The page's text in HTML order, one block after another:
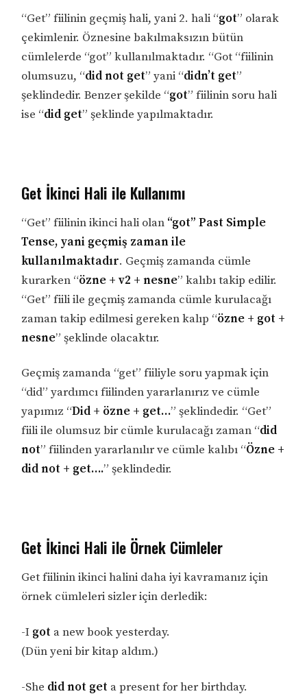
“Get” fiilinin geçmiş hali, yani 2. hali “got” olarak
çekimlenir. Öznesine bakılmaksızın bütün
cümlelerde “got” kullanılmaktadır. “Got “fiilinin
olumsuzu, “did not get” yani “didn’t get”
şeklindedir. Benzer şekilde “got” fiilinin soru hali
ise “did get” şeklinde yapılmaktadır.
Get İkinci Hali ile Kullanımı
“Get” fiilinin ikinci hali olan “got” Past Simple
Tense, yani geçmiş zaman ile
kullanılmaktadır. Geçmiş zamanda cümle
kurarken “özne + v2 + nesne” kalıbı takip edilir.
“Get” fiili ile geçmiş zamanda cümle kurulacağı
zaman takip edilmesi gereken kalıp “özne + got +
nesne” şeklinde olacaktır.
Geçmiş zamanda “get” fiiliyle soru yapmak için
“did” yardımcı fiilinden yararlanırız ve cümle
yapımız “Did + özne + get…” şeklindedir. “Get”
fiili ile olumsuz bir cümle kurulacağı zaman “did
not” fiilinden yararlanılır ve cümle kalıbı “Özne +
did not + get….” şeklindedir.
Get İkinci Hali ile Örnek Cümleler
Get fiilinin ikinci halini daha iyi kavramanız için
örnek cümleleri sizler için derledik:
-I got a new book yesterday.
(Dün yeni bir kitap aldım.)
-She did not get a present for her birthday.